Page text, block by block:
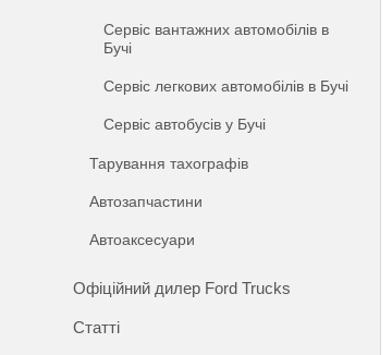
Сервіс вантажних автомобілів в
Бучі
Сервіс легкових автомобілів в Бучі
Сервіс автобусів у Бучі
Тарування тахографів
Автозапчастини
Автоаксесуари
Офіційний дилер Ford Trucks
Статті